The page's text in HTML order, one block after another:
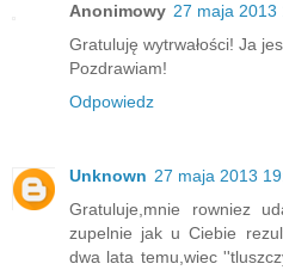
Anonimowy 27 maja 2013
Gratuluję wytrwałości! Ja
Pozdrawiam!
Odpowiedz
Unknown 27 maja 2013
Gratuluje,mnie rowniez
zupelnie jak u Ciebie
dwa lata temu,wiec